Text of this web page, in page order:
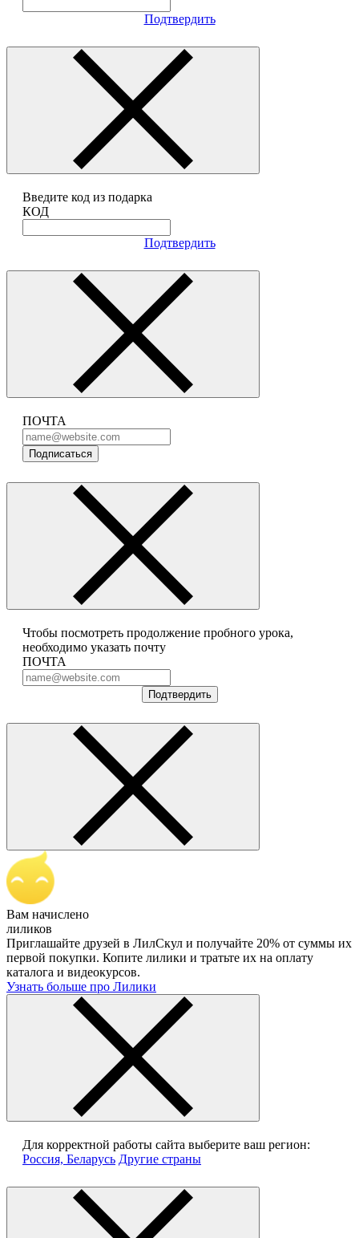
Подтвердить
Введите код из подарка
КОД
Подтвердить
ПОЧТА
Подписаться
Чтобы посмотреть продолжение пробного урока,
необходимо указать почту
ПОЧТА
Подтвердить
Вам начислено
лиликов
Приглашайте друзей в ЛилСкул и получайте 20% от суммы их
первой покупки. Копите лилики и тратьте их на оплату
каталога и видеокурсов.
Узнать больше про Лилики
Для корректной работы сайта выберите ваш регион:
Россия, Беларусь Другие страны